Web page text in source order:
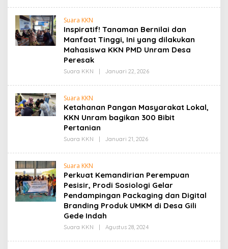
Suara KKN
Inspiratif! Tanaman Bernilai dan
Manfaat Tinggi, Ini yang dilakukan
Mahasiswa KKN PMD Unram Desa
Peresak
Suara KKN Januari 22, 2026Oleh
Suara KKN
Ketahanan Pangan Masyarakat Lokal,
KKN Unram bagikan 300 Bibit
Pertanian
Suara KKN Januari 21, 2026Oleh
Suara KKN
Perkuat Kemandirian Perempuan
Pesisir, Prodi Sosiologi Gelar
Pendampingan Packaging dan Digital
Branding Produk UMKM di Desa Gili
Gede Indah
Suara KKN Agustus 28, 2024Oleh